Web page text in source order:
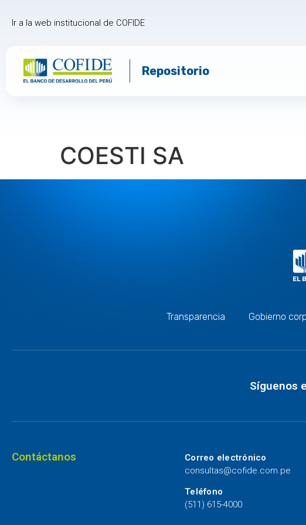
Ir a la web institucional de COFIDE
Repositorio
COESTI SA
Transparencia Gobierno
Síguenos
Contáctanos
Correo electrónico
consultas@cofide.com.pe
Teléfono
(511) 615-4000